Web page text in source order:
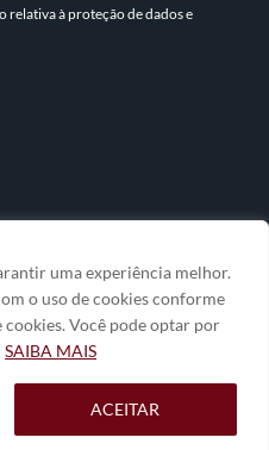
uma experiência melhor.
o uso de cookies conforme
Você pode optar por
SAIBA MAIS
ACEITAR
relativa àproteção de dadose
das gentes • ByZwei Arts